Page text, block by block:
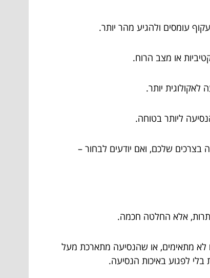
עומסים ולהגיע מהר יותר.
או מצב הרוח.
יותר.
ליותר בטוחה.
בצרכים שלכם, ואם יודעים לבחור –
אלא החלטה חכמה.
לא מתאימים, או שהנסיעה מתארכת מעל
בלי לפגוע באיכות הנסיעה.